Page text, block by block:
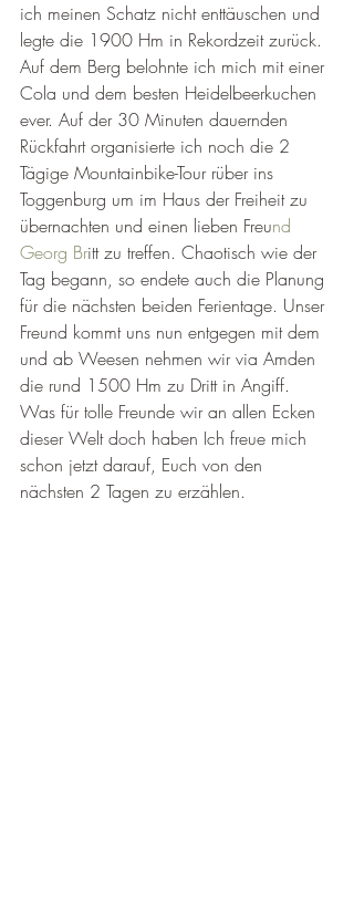
ich meinen Schatz nicht enttäuschen und
legte die 1900 Hm in Rekordzeit zurück.
Auf dem Berg belohnte ich mich mit einer
Cola und dem besten Heidelbeerkuchen
ever. Auf der 30 Minuten dauernden
Rückfahrt organisierte ich noch die 2
Tägige Mountainbike-Tour rüber ins
Toggenburg um im Haus der Freiheit zu
übernachten und einen lieben Freund
Georg Britt zu treffen. Chaotisch wie der
Tag begann, so endete auch die Planung
für die nächsten beiden Ferientage. Unser
Freund kommt uns nun entgegen mit dem
und ab Weesen nehmen wir via Amden
die rund 1500 Hm zu Dritt in Angiff.
Was für tolle Freunde wir an allen Ecken
dieser Welt doch haben Ich freue mich
schon jetzt darauf, Euch von den
nächsten 2 Tagen zu erzählen.